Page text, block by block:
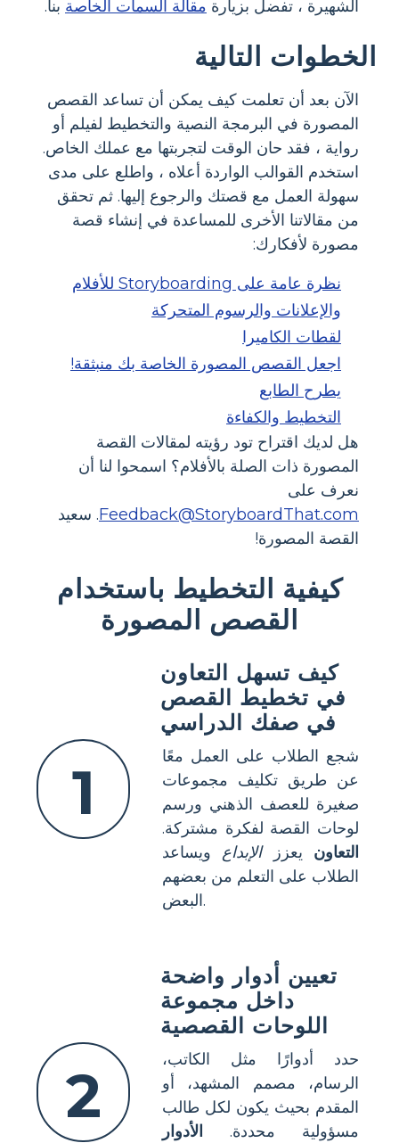
الشهيرة ، تفضل بزيارة مقالة السمات الخاصة بنا.
الخطوات التالية
الآن بعد أن تعلمت كيف يمكن أن تساعد القصص
المصورة في البرمجة النصية والتخطيط لفيلم أو
رواية ، فقد حان الوقت لتجربتها مع عملك الخاص.
استخدم القوالب الواردة أعلاه ، واطلع على مدى
سهولة العمل مع قصتك والرجوع إليها. ثم تحقق
من مقالاتنا الأخرى للمساعدة في إنشاء قصة
مصورة لأفكارك:
نظرة عامة على Storyboarding للأفلام
والإعلانات والرسوم المتحركة
لقطات الكاميرا
اجعل القصص المصورة الخاصة بك منبثقة!
يطرح الطابع
التخطيط والكفاءة
هل لديك اقتراح تود رؤيته لمقالات القصة
المصورة ذات الصلة بالأفلام؟ اسمحوا لنا أن
نعرف على
Feedback@StoryboardThat.com. سعيد
القصة المصورة!
كيفية التخطيط باستخدام
القصص المصورة
1
كيف تسهل التعاون
في تخطيط القصص
في صفك الدراسي
شجع الطلاب على العمل معًا
عن طريق تكليف مجموعات
صغيرة للعصف الذهني ورسم
لوحات القصة لفكرة مشتركة.
التعاون يعززالإبداع ويساعد
الطلاب على التعلم من بعضهم
البعض.
2
تعيين أدوار واضحة
داخل مجموعة
اللوحات القصصية
حدد أدوارًا مثل الكاتب،
الرسام، مصمم المشهد، أو
المقدم بحيث يكون لكل طالب
مسؤولية محددة. الأدوار